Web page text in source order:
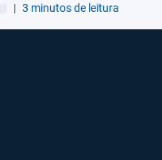
| 3 minutos de leitura